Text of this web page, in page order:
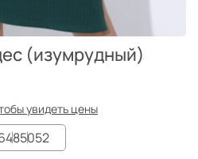
(изумрудный)
увидеть цены
485052